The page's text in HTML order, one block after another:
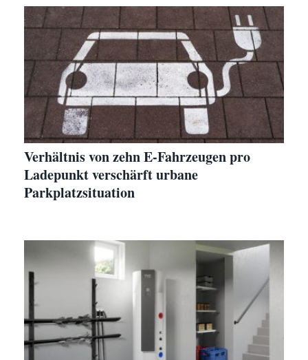
Verhältnis von zehn E-Fahrzeugen pro
Ladepunkt verschärft urbane
Parkplatzsituation